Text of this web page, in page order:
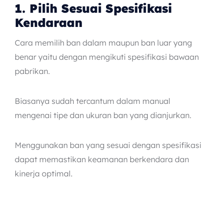
1. Pilih Sesuai Spesifikasi
Kendaraan
Cara memilih ban dalam maupun ban luar yang
benar yaitu dengan mengikuti spesifikasi bawaan
pabrikan.
Biasanya sudah tercantum dalam manual
mengenai tipe dan ukuran ban yang dianjurkan.
Menggunakan ban yang sesuai dengan spesifikasi
dapat memastikan keamanan berkendara dan
kinerja optimal.